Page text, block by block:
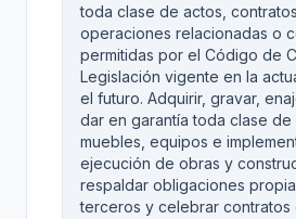
toda clase de actos,
operaciones relacionadas o
permitidas por el Código de
Legislación vigente en la
el futuro. Adquirir, gravar,
dar en garantía toda clase de
muebles, equipos e
ejecución de obras y
respaldar obligaciones
terceros y celebrar contratos